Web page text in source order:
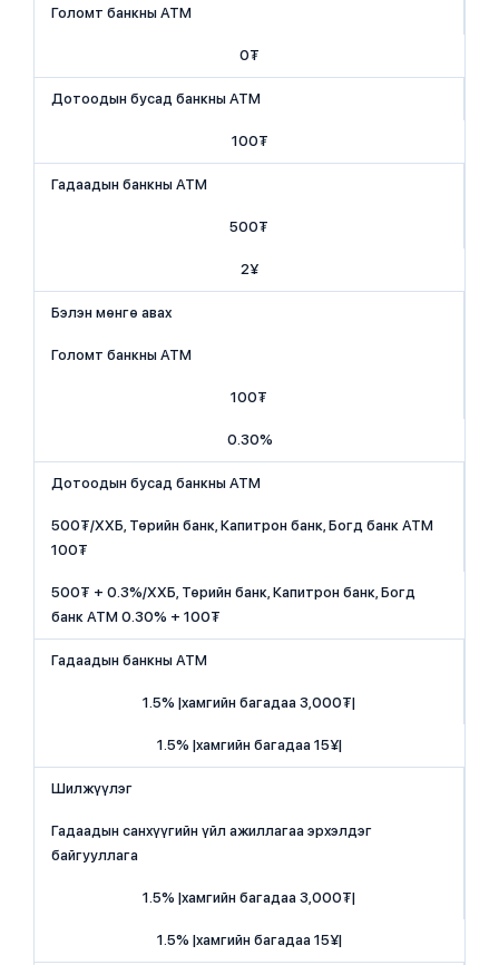
Голомт банкны АТМ
0₮
Дотоодын бусад банкны АТМ
100₮
Гадаадын банкны АТМ
500₮
2¥
Бэлэн мөнгө авах
Голомт банкны АТМ
100₮
0.30%
Дотоодын бусад банкны АТМ
500₮/ХХБ, Төрийн банк, Капитрон банк, Богд банк АТМ
100₮
500₮ + 0.3%/ХХБ, Төрийн банк, Капитрон банк, Богд
банк АТМ 0.30% + 100₮
Гадаадын банкны АТМ
1.5% |хамгийн багадаа 3,000₮|
1.5% |хамгийн багадаа 15¥|
Шилжүүлэг
Гадаадын санхүүгийн үйл ажиллагаа эрхэлдэг
байгууллага
1.5% |хамгийн багадаа 3,000₮|
1.5% |хамгийн багадаа 15¥|